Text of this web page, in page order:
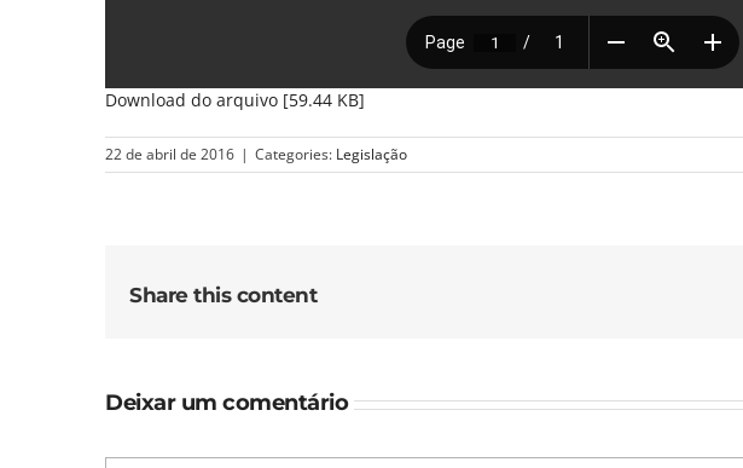
Download do arquivo [59.44 KB]
22 de abril de 2016 | Categories: Legislação
Share this content
Deixar um comentário